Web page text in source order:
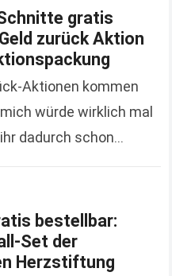
gratis
zurück Aktion
Aktionen kommen
würde wirklich mal
dadurch schon
bestellbar:
Set der
Herzstiftung